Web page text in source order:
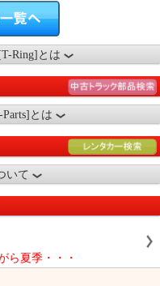
Ring]とは
とは
いて
ら夏季・・・